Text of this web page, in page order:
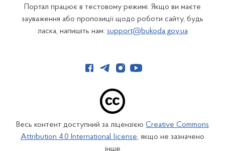
Портал працює в тестовому режимі. Якщо ви маєте
зауваження або пропозиції щодо роботи сайту, будь
ласка, напишіть нам: support@bukoda.gov.ua
Весь контент доступний за ліцензією Creative Commons
Attribution 4.0 International license, якщо не зазначено
інше